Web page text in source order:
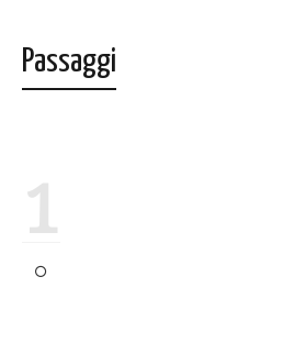
Passaggi
1